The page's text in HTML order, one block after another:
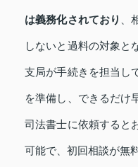
は義務化されており
しないと過料の対象と
支局が手続きを担当し
を準備し、できるだけ
司法書士に依頼すると
可能で、初回相談が無